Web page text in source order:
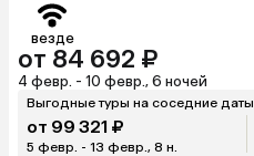
везде
от 84 692 ₽
4 февр. - 10 февр., 6 ночей
Выгодные туры на соседние даты
от 99 321 ₽
5 февр. - 13 февр., 8 н.